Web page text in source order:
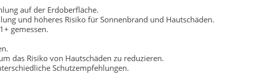
auf der Erdoberfläche.
und höheres Risiko für Sonnenbrand und Hautschäden.
gemessen.
das Risiko von Hautschäden zu reduzieren.
Schutzempfehlungen.